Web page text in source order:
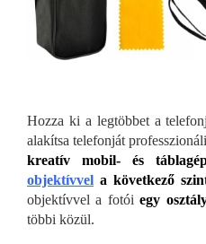
Hozza ki a legtöbbet a
alakítsa telefonját
kreatív mobil- és
objektívvel a következő
objektívvel a fotóiegy
többi közül.